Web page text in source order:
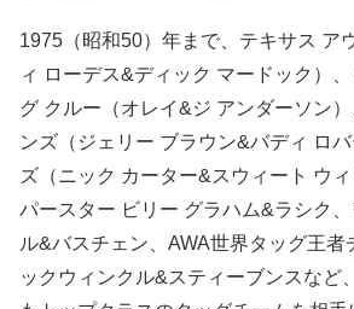
1975（昭和50）年まで、テキサス ア
ィ ローデス&ディック マードック）
グ クルー（オレイ&ジ アンダーソン
ンズ（ジェリー ブラウン&バディ ロ
ズ（ニック カーター&スウィート ウ
パースター ビリー グラハム&ラシク
ル&バスチェン、AWA世界タッグ王者
ックウィンクル&スティーブンスなど